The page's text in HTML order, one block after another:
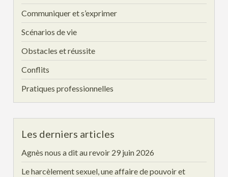
Communiquer et s’exprimer
Scénarios de vie
Obstacles et réussite
Conflits
Pratiques professionnelles
Les derniers articles
Agnès nous a dit au revoir 29 juin 2026
Le harcèlement sexuel, une affaire de pouvoir et